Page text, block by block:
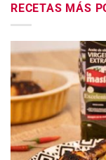
RECETAS MÁS